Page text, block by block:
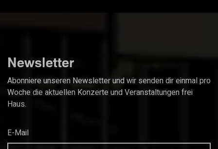
Newsletter
Abonniere unseren Newsletter und wir senden dir einmal pro
Woche die aktuellen Konzerte und Veranstaltungen frei
Haus.
E-Mail